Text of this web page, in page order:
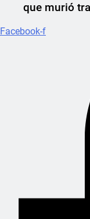
que murió
Facebook-f